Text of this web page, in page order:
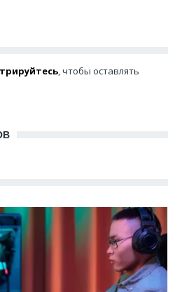
, чтобы оставлять